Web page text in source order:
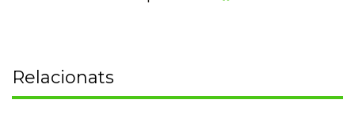
Relacionats